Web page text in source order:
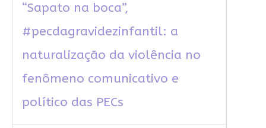
“Sapato na boca”,
#pecdagravidezinfantil: a
naturalização da violência no
fenômeno comunicativo e
político das PECs